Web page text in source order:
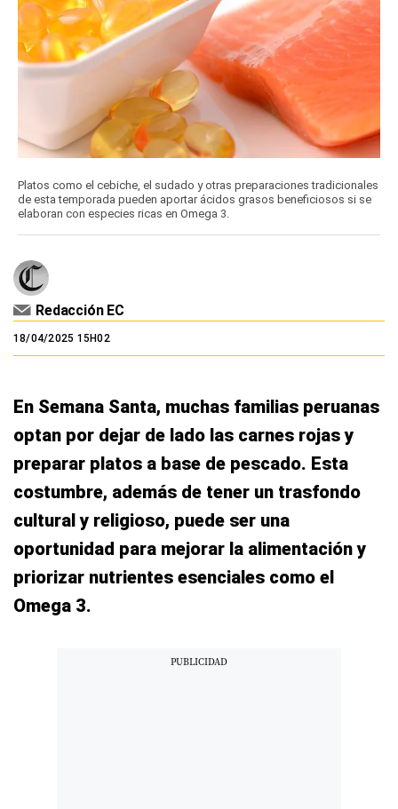
Platos como el cebiche, el sudado y otras preparaciones tradicionales
de esta temporada pueden aportar ácidos grasos beneficiosos si se
elaboran con especies ricas en Omega 3.
Redacción EC
18/04/2025 15H02
En Semana Santa, muchas familias peruanas
optan por dejar de lado las carnes rojas y
preparar platos a base de pescado. Esta
costumbre, además de tener un trasfondo
cultural y religioso, puede ser una
oportunidad para mejorar la alimentación y
priorizar nutrientes esenciales como el
Omega 3.